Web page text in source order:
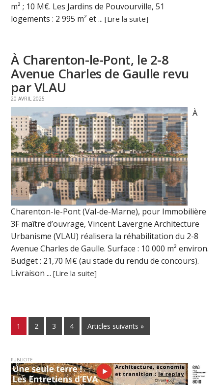
m² ; 10 M€. Les Jardins de Pouvourville, 51
logements : 2 995 m² et ...[Lire la suite]
À Charenton-le-Pont, le 2-8
Avenue Charles de Gaulle revu
par VLAU
20 AVRIL 2025
À
Charenton-le-Pont (Val-de-Marne), pour Immobilière
3F maître d’ouvrage, Vincent Lavergne Architecture
Urbanisme (VLAU) réalisera la réhabilitation du 2-8
Avenue Charles de Gaulle. Surface : 10 000 m² environ.
Budget : 21,70 M€ (au stade du rendu de concours).
Livraison ...[Lire la suite]
1 2 3 4 Articles suivants »
PUBLICITE